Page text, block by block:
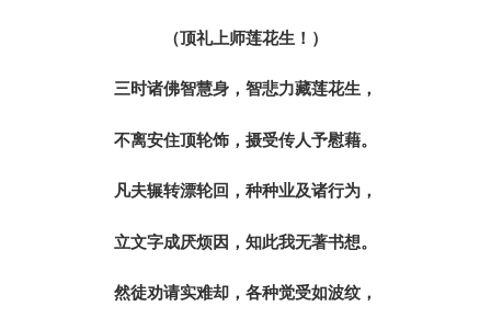
（顶礼上师莲花生！）
三时诸佛智慧身，智悲力藏莲花生，
不离安住顶轮饰，摄受传人予慰藉。
凡夫辗转漂轮回，种种业及诸行为，
立文字成厌烦因，知此我无著书想。
然徒劝请实难却，各种觉受如波纹，